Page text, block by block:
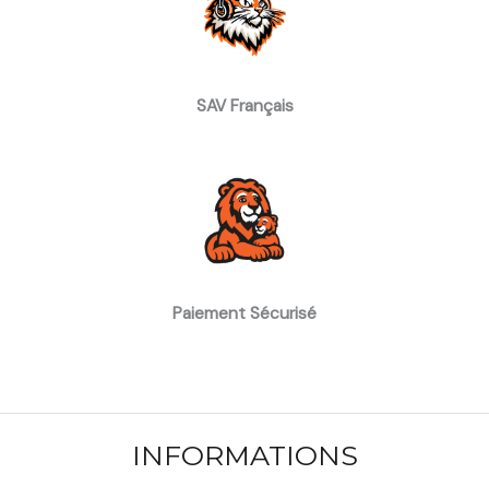
SAV Français
Paiement Sécurisé
INFORMATIONS